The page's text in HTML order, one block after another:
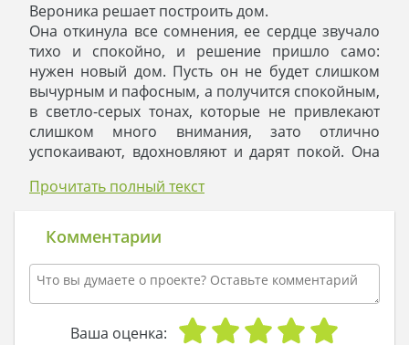
Вероника решает построить дом.
Она откинула все сомнения, ее сердце звучало
тихо и спокойно, и решение пришло само:
нужен новый дом. Пусть он не будет слишком
вычурным и пафосным, а получится спокойным,
в светло-серых тонах, которые не привлекают
слишком много внимания, зато отлично
успокаивают, вдохновляют и дарят покой. Она
шептали мысли.
над большой белой поверхностью, штрихи
податливо ложились на бумагу. Линии и тени
приобретали очертания двухэтажного дома.
Эркер, балкончик на втором этаже добавляли
ему романтизма, едва уловимого, как аромат ее
любимых духов. Она уже представляла, как
Прочитать полный текст
Комментарии
Ваша оценка: